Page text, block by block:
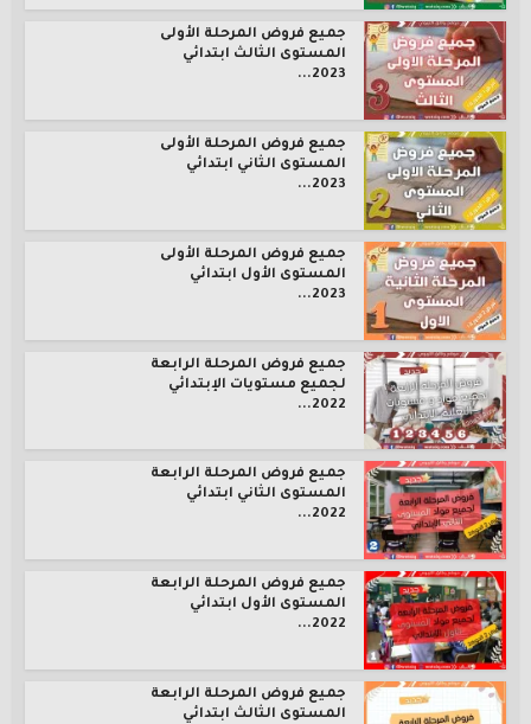
جميع فروض المرحلة الأولى
المستوى الثالث ابتدائي
2023...
جميع فروض المرحلة الأولى
المستوى الثاني ابتدائي
2023...
جميع فروض المرحلة الأولى
المستوى الأول ابتدائي
2023...
جميع فروض المرحلة الرابعة
لجميع مستويات الإبتدائي
2022...
جميع فروض المرحلة الرابعة
المستوى الثاني ابتدائي
2022...
جميع فروض المرحلة الرابعة
المستوى الأول ابتدائي
2022...
جميع فروض المرحلة الرابعة
المستوى الثالث ابتدائي